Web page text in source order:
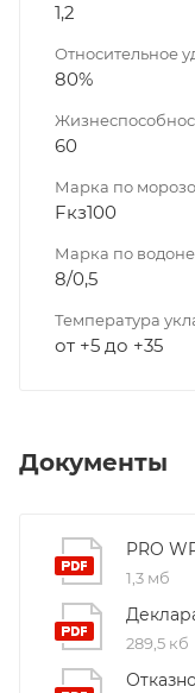
1,2
Относительное
80%
60
Марка по
Fкз100
Марка по
8/0,5
Температура
от +5 до +35
Документы
PRO
1,3 мб
289,5 кб